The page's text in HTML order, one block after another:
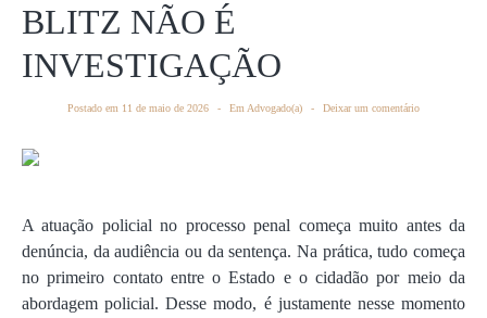
BLITZ NÃO É
INVESTIGAÇÃO
Postado em 11 de maio de 2026 Em Advogado(a) Deixar um comentário
A atuação policial no processo penal começa muito antes da
denúncia, da audiência ou da sentença. Na prática, tudo começa
no primeiro contato entre o Estado e o cidadão por meio da
abordagem policial. Desse modo, é justamente nesse momento